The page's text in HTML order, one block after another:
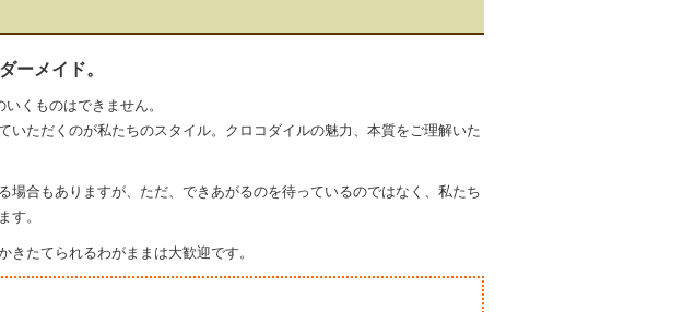
ーメイド。
くものはできません。
いただくのが私たちのスタイル。クロコダイルの魅力、本質をご理解いた
場合もありますが、ただ、できあがるのを待っているのではなく、私たち
す。
たてられるわがままは大歓迎です。